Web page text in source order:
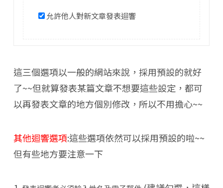
允許他人對新文章發表迴響
這三個選項以一般的網站來說，採用預設的就好
了~~但就算發表某篇文章不想要這些設定，都可
以再發表文章的地方個別修改，所以不用擔心~~
其他迴響選項:這些選項依然可以採用預設的啦~~
但有些地方要注意一下